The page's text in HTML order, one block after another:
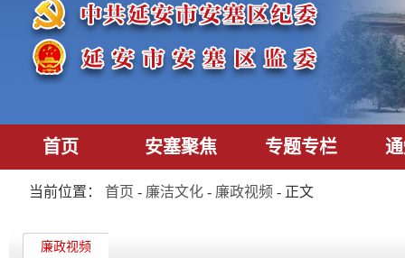
首页 安塞聚焦 专题专栏
当前位置： 首页 - 廉洁文化 - 廉政视频 - 正文
廉政视频